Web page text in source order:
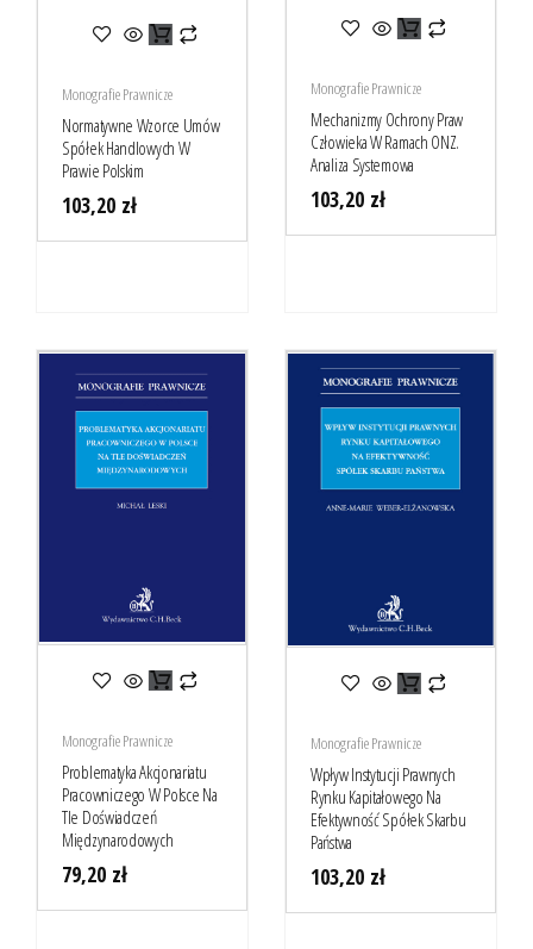
Monografie Prawnicze
Normatywne Wzorce Umów
Spółek Handlowych W
Prawie Polskim
103,20 zł
Monografie Prawnicze
Mechanizmy Ochrony Praw
Człowieka W Ramach ONZ.
Analiza Systemowa
103,20 zł
Monografie Prawnicze
Problematyka Akcjonariatu
Pracowniczego W Polsce Na
Tle Doświadczeń
Międzynarodowych
79,20 zł
Monografie Prawnicze
Wpływ Instytucji Prawnych
Rynku Kapitałowego Na
Efektywność Spółek Skarbu
Państwa
103,20 zł